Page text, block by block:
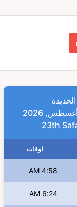
23th
اوقات
4:58 AM
6:24 AM